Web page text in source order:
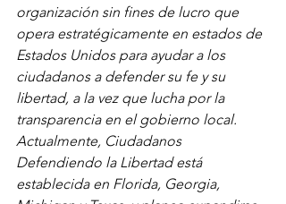
organización sin fines de lucro que
opera estratégicamente en estados de
Estados Unidos para ayudar a los
ciudadanos a defender su fe y su
libertad, a la vez que lucha por la
transparencia en el gobierno local.
Actualmente, Ciudadanos
Defendiendo la Libertad está
establecida en Florida, Georgia,